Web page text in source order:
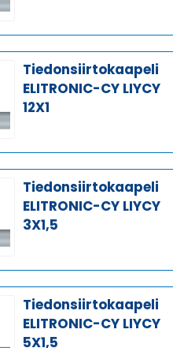
Tiedonsiirtokaapeli
ELITRONIC-CY LIYCY
12X1
Tiedonsiirtokaapeli
ELITRONIC-CY LIYCY
3X1,5
Tiedonsiirtokaapeli
ELITRONIC-CY LIYCY
5X1,5